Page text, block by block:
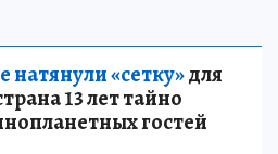
«сетку»для
13 лет тайно
гостей